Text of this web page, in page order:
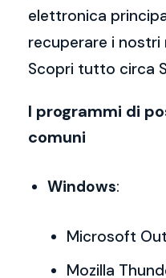
elettronica
recuperare i nostri
Scopri tutto circa
I programmi di
comuni
Windows:
Microsoft
Mozilla